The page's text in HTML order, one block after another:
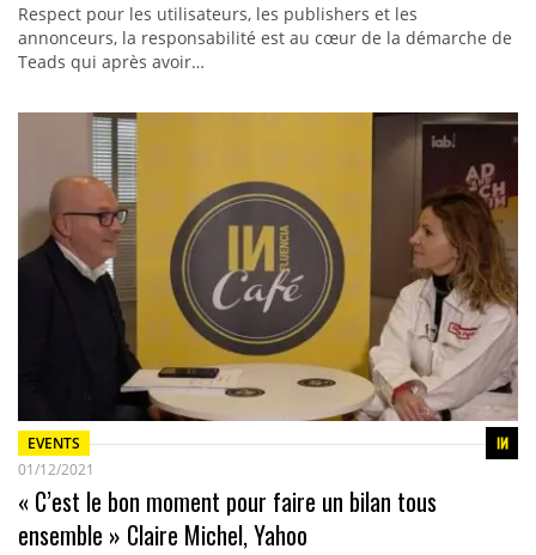
Respect pour les utilisateurs, les publishers et les
annonceurs, la responsabilité est au cœur de la démarche de
Teads qui après avoir…
EVENTS
01/12/2021
« C’est le bon moment pour faire un bilan tous
ensemble » Claire Michel, Yahoo